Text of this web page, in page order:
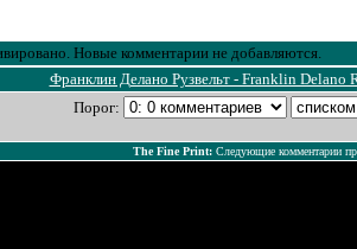
Новые комментарии не добавляются.
Франклин Делано Рузвельт - Franklin Delano
Порог:
The Fine Print:Следующие комментарии